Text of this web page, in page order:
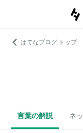
はてなブログ トップ
言葉の解説 ネ